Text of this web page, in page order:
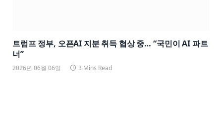
트럼프 정부, 오픈AI 지분 취득 협상 중… “국민이 AI 파트
너”
2026년 06월 06일 3 Mins Read